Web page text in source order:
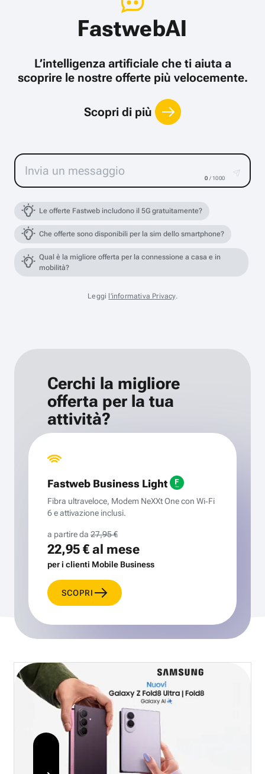
FastwebAI
L’intelligenza artificiale che ti aiuta a
scoprire le nostre offerte più velocemente.
Scopri di più
0 / 1000
Le offerte Fastweb includono il 5G gratuitamente?
Che offerte sono disponibili per la sim dello smartphone?
Qual è la migliore offerta per la connessione a casa e in
mobilità?
Leggi l'informativa Privacy.
Cerchi la migliore
offerta per la tua
attività?
Fastweb Business Light
Fibra ultraveloce, Modem NeXXt One con Wi‑Fi
6 e attivazione inclusi.
a partire da 27,95 €
22,95 €al mese
per i clienti Mobile Business
SCOPRI